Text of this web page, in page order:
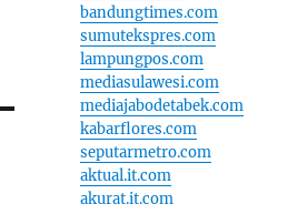
bandungtimes.com
sumutekspres.com
lampungpos.com
mediasulawesi.com
mediajabodetabek.com
kabarflores.com
seputarmetro.com
aktual.it.com
akurat.it.com